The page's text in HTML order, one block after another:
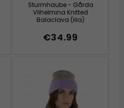
Sturmhaube - Gårda
Vilhelmina Knitted
Balaclava (lila)
€34.99